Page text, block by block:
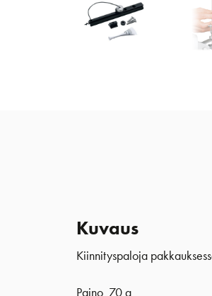
Kuvaus
Kiinnityspaloja
Paino 70 g